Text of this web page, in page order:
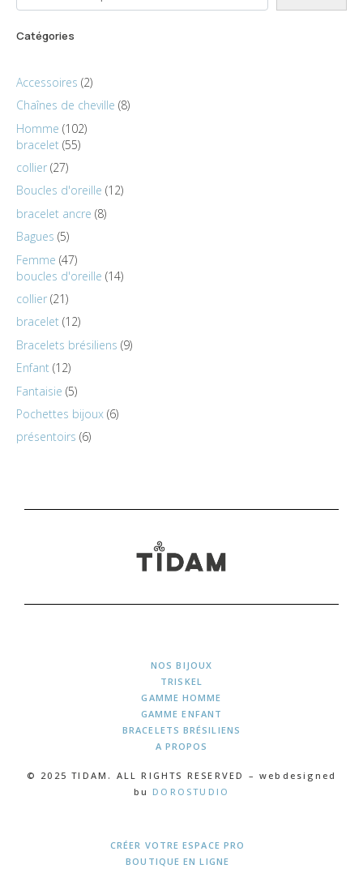
Catégories
Accessoires 2
Chaînes de cheville 8
Homme 102
bracelet 55
collier 27
Boucles d'oreille 12
bracelet ancre 8
Bagues 5
Femme 47
boucles d'oreille 14
collier 21
bracelet 12
Bracelets brésiliens 9
Enfant 12
Fantaisie 5
Pochettes bijoux 6
présentoirs 6
NOS BIJOUX
TRISKEL
GAMME HOMME
GAMME ENFANT
BRACELETS BRÉSILIENS
A PROPOS
© 2025 TIDAM. ALL RIGHTS RESERVED – webdesigned
bu DOROSTUDIO
CRÉER VOTRE ESPACE PRO
BOUTIQUE EN LIGNE